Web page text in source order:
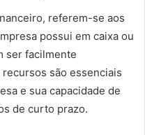
referem-se aos
possui em caixa ou
ser facilmente
são essenciais
e sua capacidade de
de curto prazo.